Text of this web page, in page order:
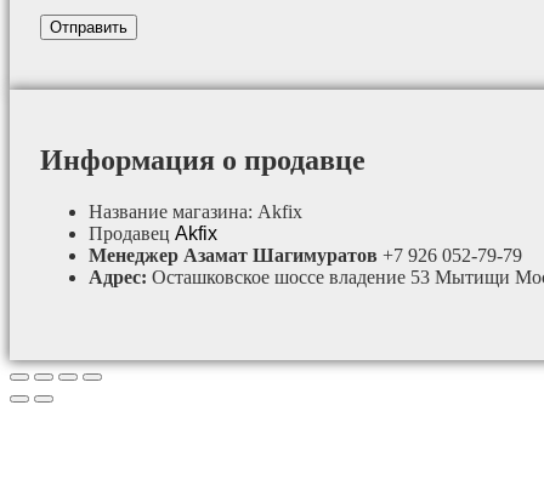
Информация о продавце
Название магазина: Akfix
Продавец Akfix
Менеджер Азамат Шагимуратов +7 926 052-79-79
Адрес: Осташковское шоссе владение 53 Мытищи